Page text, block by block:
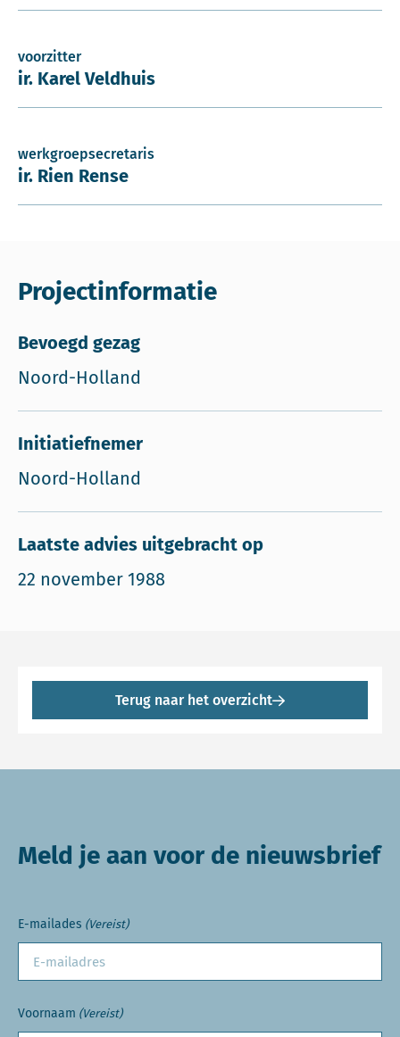
voorzitter
ir. Karel Veldhuis
werkgroepsecretaris
ir. Rien Rense
Projectinformatie
Bevoegd gezag
Noord-Holland
Initiatiefnemer
Noord-Holland
Laatste advies uitgebracht op
22 november 1988
Terug naar het overzicht
Meld je aan voor de nieuwsbrief
E-mailades (Vereist)
Voornaam (Vereist)